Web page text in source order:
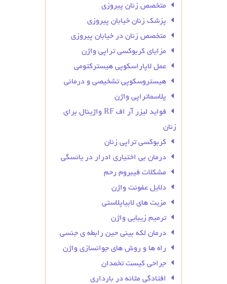
متخصص زنان پیروزی
پزشک زنان خیابان پیروزی
متخصص زنان در خیابان پیروزی
مزایای کربوکسی تراپی واژن
عمل لاپاراسکوپی هیسترکتومی
هیستروسکوپی تشخیصی و درمانی
پلاسماتراپی واژن
فواید لیزر آر اف RF واژینال برای
زنان
کربوکسی تراپی زنان
درمان بی‌ اختیاری ادرار در یائسگی
مشکلات فیبروم رحم
دلایل عفونت واژن
مزیت های لابیاپلاستی
ترمیم زیبایی واژن
درمان لکه بینی حین رابطه ی جنسی
راه ها و روش های جوانسازی واژن
جراحی کیست تخمدان
افتادگی مثانه در بارداری